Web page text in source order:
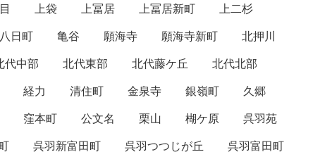
上袋 上冨居 上冨居新町
上二杉
日町 亀谷 願海寺 願海寺新町
北押川
代中部 北代東部 北代藤ケ丘
北代北部
経力 清住町 金泉寺 銀嶺町
久郷
窪本町 公文名 栗山 楜ケ原
呉羽苑
呉羽新富田町 呉羽つつじが丘
呉羽富田町